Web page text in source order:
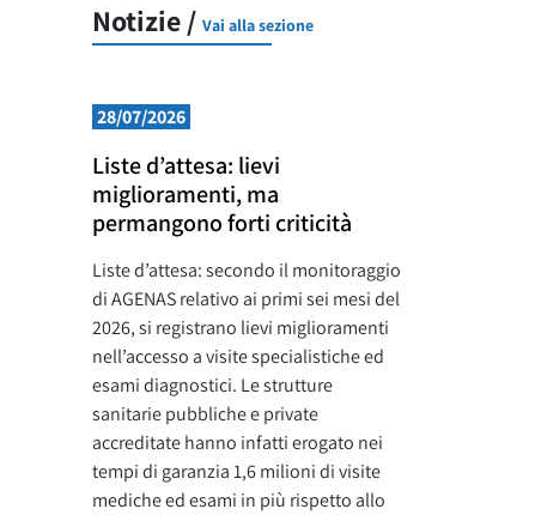
Notizie / Vai alla sezione
28/07/2026
Liste d’attesa: lievi
miglioramenti, ma
permangono forti criticità
Liste d’attesa: secondo il monitoraggio
di AGENAS relativo ai primi sei mesi del
2026, si registrano lievi miglioramenti
nell’accesso a visite specialistiche ed
esami diagnostici. Le strutture
sanitarie pubbliche e private
accreditate hanno infatti erogato nei
tempi di garanzia 1,6 milioni di visite
mediche ed esami in più rispetto allo